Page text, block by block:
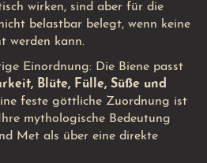
wirken, sind aber für die
belastbar belegt, wenn keine
werden kann.
Einordnung: Die Biene passt
Blüte, Fülle, Süße und
feste göttliche Zuordnung ist
mythologische Bedeutung
Met als über eine direkte